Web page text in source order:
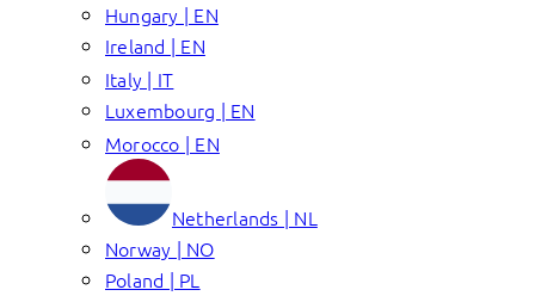
Hungary | EN
Ireland | EN
Italy | IT
Luxembourg | EN
Morocco | EN
Netherlands | NL
Norway | NO
Poland | PL